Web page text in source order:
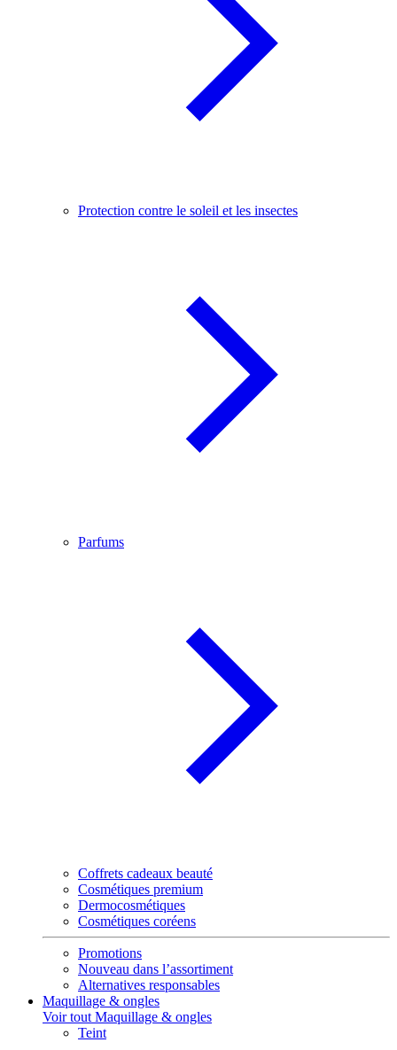
Protection contre le soleil et les insectes
Parfums
Coffrets cadeaux beauté
Cosmétiques premium
Dermocosmétiques
Cosmétiques coréens
Promotions
Nouveau dans l’assortiment
Alternatives responsables
Maquillage & ongles
Voir tout Maquillage & ongles
Teint